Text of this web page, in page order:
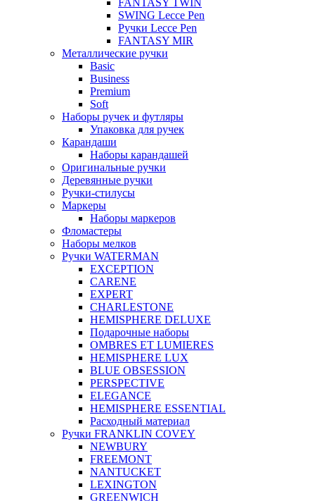
SWING Lecce Pen
Ручки Lecce Pen
FANTASY MIR
Металлические ручки
Basic
Business
Premium
Soft
Наборы ручек и футляры
Упаковка для ручек
Карандаши
Наборы карандашей
Оригинальные ручки
Деревянные ручки
Ручки-стилусы
Маркеры
Наборы маркеров
Фломастеры
Наборы мелков
Ручки WATERMAN
EXCEPTION
CARENE
EXPERT
CHARLESTONE
HEMISPHERE DELUXE
Подарочные наборы
OMBRES ET LUMIERES
HEMISPHERE LUX
BLUE OBSESSION
PERSPEСTIVE
ELEGANCE
HEMISPHERE ESSENTIAL
Расходный материал
Ручки FRANKLIN COVEY
NEWBURY
FREEMONT
NANTUCKET
LEXINGTON
GREENWICH